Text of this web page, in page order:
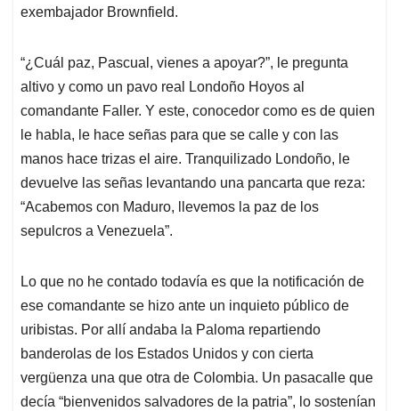
exembajador Brownfield.
“¿Cuál paz, Pascual, vienes a apoyar?”, le pregunta
altivo y como un pavo real Londoño Hoyos al
comandante Faller. Y este, conocedor como es de quien
le habla, le hace señas para que se calle y con las
manos hace trizas el aire. Tranquilizado Londoño, le
devuelve las señas levantando una pancarta que reza:
“Acabemos con Maduro, llevemos la paz de los
sepulcros a Venezuela”.
Lo que no he contado todavía es que la notificación de
ese comandante se hizo ante un inquieto público de
uribistas. Por allí andaba la Paloma repartiendo
banderolas de los Estados Unidos y con cierta
vergüenza una que otra de Colombia. Un pasacalle que
decía “bienvenidos salvadores de la patria”, lo sostenían